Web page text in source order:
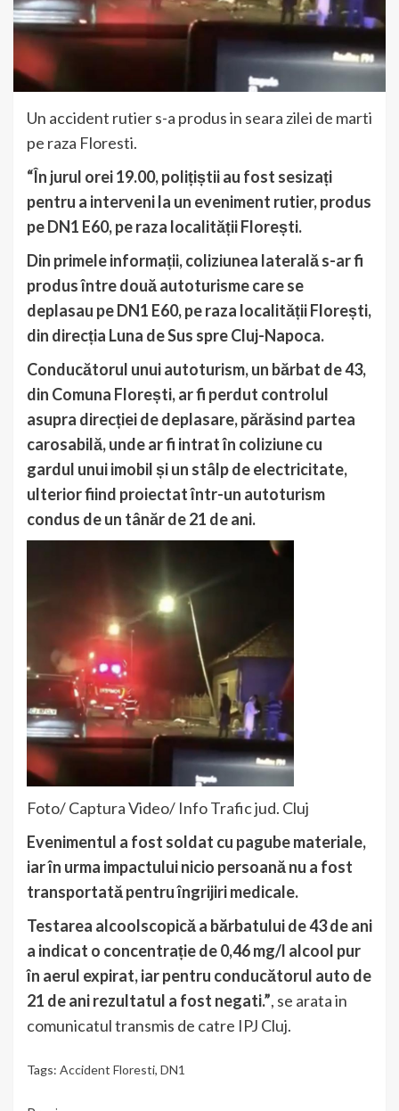
Un accident rutier s-a produs in seara zilei de marti
pe raza Floresti.
“În jurul orei 19.00, polițiștii au fost sesizați
pentru a interveni la un eveniment rutier, produs
pe DN1 E60, pe raza localității Florești.
Din primele informații, coliziunea laterală s-ar fi
produs între două autoturisme care se
deplasau pe DN1 E60, pe raza localității Florești,
din direcția Luna de Sus spre Cluj-Napoca.
Conducătorul unui autoturism, un bărbat de 43,
din Comuna Florești, ar fi perdut controlul
asupra direcției de deplasare, părăsind partea
carosabilă, unde ar fi intrat în coliziune cu
gardul unui imobil și un stâlp de electricitate,
ulterior fiind proiectat într-un autoturism
condus de un tânăr de 21 de ani.
Foto/ Captura Video/ Info Trafic jud. Cluj
Evenimentul a fost soldat cu pagube materiale,
iar în urma impactului nicio persoană nu a fost
transportată pentru îngrijiri medicale.
Testarea alcoolscopică a bărbatului de 43 de ani
a indicat o concentrație de 0,46 mg/l alcool pur
în aerul expirat, iar pentru conducătorul auto de
21 de ani rezultatul a fost negati.”, se arata in
comunicatul transmis de catre IPJ Cluj.
Tags: Accident Floresti, DN1